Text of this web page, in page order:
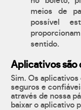
meios de
possível
sentido.
Aplicativos são
Sim. Os
seguros e
através de nossa
baixar o aplicativo